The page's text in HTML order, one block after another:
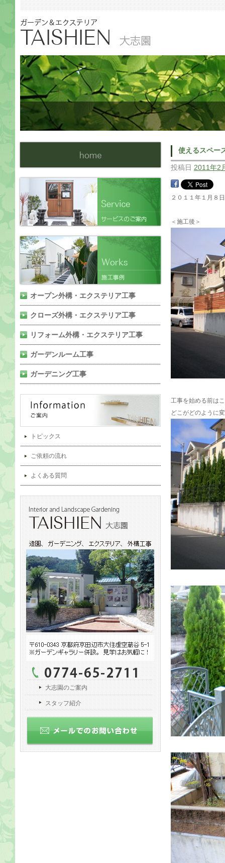
オープン外構・エクステリア工事
クローズ外構・エクステリア工事
リフォーム外構・エクステリア工事
ガーデンルーム工事
ガーデニング工事
トピックス
ご依頼の流れ
よくある質問
大志園のご案内
スタッフ紹介
使えるスペー
投稿日 2011年2
２０１１年１月
＜施工後＞
工事を始める前は
どこがどのように